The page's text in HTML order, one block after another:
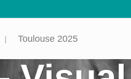
Toulouse 2025